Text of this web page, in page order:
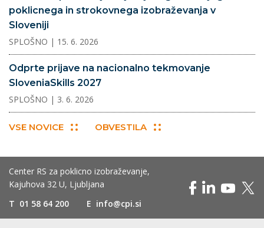
poklicnega in strokovnega izobraževanja v
Sloveniji
SPLOŠNO | 15. 6. 2026
Odprte prijave na nacionalno tekmovanje
SloveniaSkills 2027
SPLOŠNO | 3. 6. 2026
VSE NOVICE OBVESTILA
Center RS za poklicno izobraževanje,
Kajuhova 32 U, Ljubljana
T 01 58 64 200 E info@cpi.si